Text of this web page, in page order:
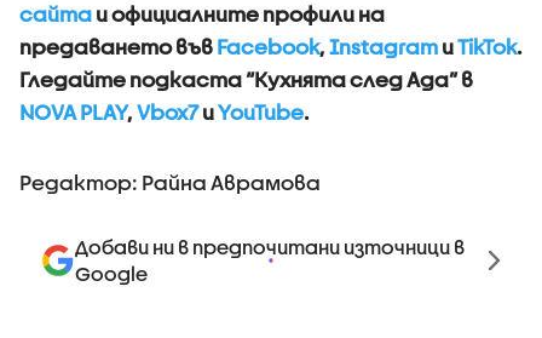
сайта и официалните профили на
предаването във Facebook, Instagram иTikTok.
Гледайте подкаста “Кухнята след Ада” в
NOVA PLAY, Vbox7иYouTube.
Редактор: Райна Аврамова
Добави ни в предпочитани източници в
Google